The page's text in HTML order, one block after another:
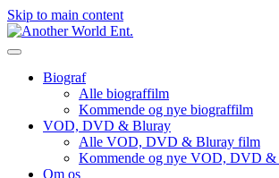
Skip to main content
Biograf
Alle biograffilm
Kommende og nye biograffilm
VOD, DVD & Bluray
Alle VOD, DVD & Bluray film
Kommende og nye VOD, DVD
Om os